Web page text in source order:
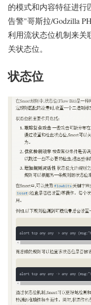
的模式和内容特征进行
告警"哥斯拉/Godzilla
利用流状态位机制来关
关状态位。
状态位